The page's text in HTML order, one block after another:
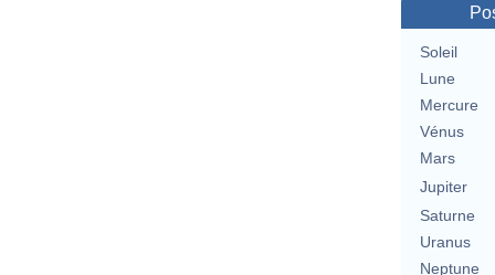
Soleil
Lune
Mercure
Vénus
Mars
Jupiter
Saturne
Uranus
Neptune